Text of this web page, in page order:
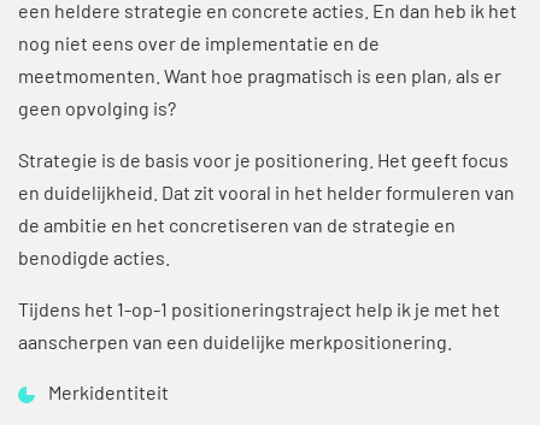
een heldere strategie en concrete acties. En dan heb ik het
nog niet eens over de implementatie en de
meetmomenten. Want hoe pragmatisch is een plan, als er
geen opvolging is?
Strategie is de basis voor je positionering. Het geeft focus
en duidelijkheid. Dat zit vooral in het helder formuleren van
de ambitie en het concretiseren van de strategie en
benodigde acties.
Tijdens het 1-op-1 positioneringstraject help ik je met het
aanscherpen van een duidelijke merkpositionering.
Merkidentiteit